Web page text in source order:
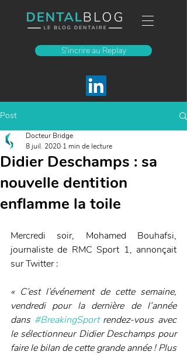
S'incrire au Replay
Post
Didier Deschamps : sa
nouvelle dentition
enflamme la toile
Docteur Bridge
8 juil. 2020 1 min de lecture
Mercredi soir, Mohamed Bouhafsi,
journaliste de RMC Sport 1, annonçait
sur Twitter :
« C’est l’événement de cette semaine,
vendredi pour la dernière de l’année
dans #BreakingSport rendez-vous avec
le sélectionneur Didier Deschamps pour
faire le bilan de cette grande année ! Plus